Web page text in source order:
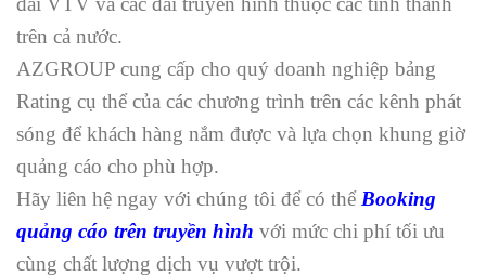
trên cả nước.
AZGROUP cung cấp cho quý doanh nghiệp bảng
Rating cụ thể của các chương trình trên các kênh phát
sóng để khách hàng nắm được và lựa chọn khung giờ
quảng cáo cho phù hợp.
Hãy liên hệ ngay với chúng tôi để có thểBooking
quảng cáo trên truyền hình với mức chi phí tối ưu
cùng chất lượng dịch vụ vượt trội.